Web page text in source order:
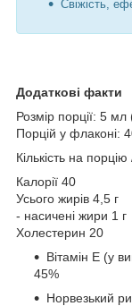
Свіжість,
Додаткові факти
Розмір порції: 5
Порцій у флаконі:
Кількість на
Калорії 40
Усього жирів 4,5 г
- насичені жири 1 г
Холестерин 20
Вітамін Е (у
45%
Норвезький